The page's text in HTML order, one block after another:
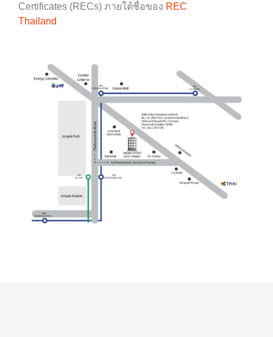
Certificates (RECs) ภายใต้ชื่อของ REC
Thailand